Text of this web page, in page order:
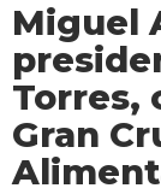
Miguel
Torres,
Gran